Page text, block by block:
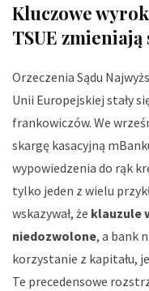
Kluczowe
TSUE
Orzeczenia Sądu
Unii Europejskiej stały
frankowiczów. We
skargę kasacyjną
wypowiedzenia do rąk
tylko jeden z wielu
wskazywał, że klauzule
niedozwolone, a bank
korzystanie z kapitału,
Te precedensowe